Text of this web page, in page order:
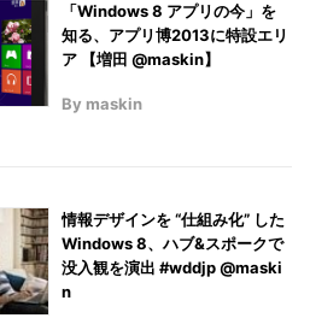
「Windows 8 アプリの今」を
知る、アプリ博2013に特設エリ
ア 【増田 @maskin】
By maskin
情報デザインを “仕組み化” した
Windows 8、ハブ&スポークで
没入観を演出 #wddjp @maski
n